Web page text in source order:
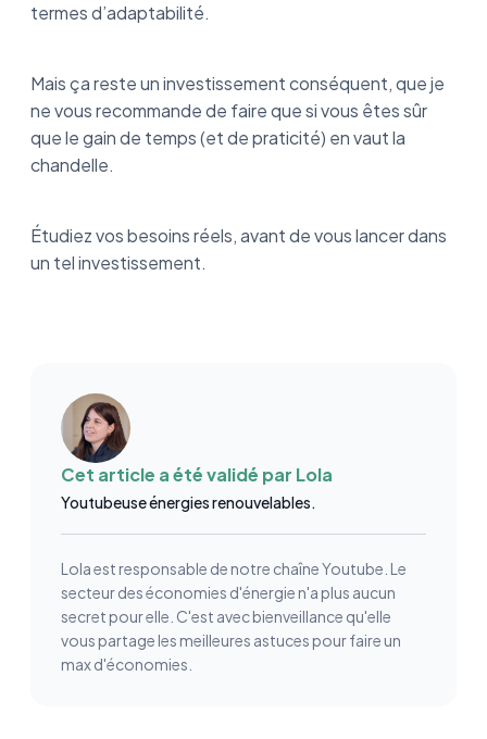
termes d’adaptabilité.
Mais ça reste un investissement conséquent, que je
ne vous recommande de faire que si vous êtes sûr
que le gain de temps (et de praticité) en vaut la
chandelle.
Étudiez vos besoins réels, avant de vous lancer dans
un tel investissement.
Cet article a été validé par Lola
Youtubeuse énergies renouvelables.
Lola est responsable de notre chaîne Youtube. Le
secteur des économies d'énergie n'a plus aucun
secret pour elle. C'est avec bienveillance qu'elle
vous partage les meilleures astuces pour faire un
max d'économies.